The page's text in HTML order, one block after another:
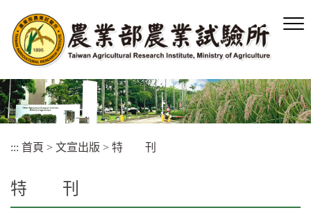
容
區
塊
::: 首頁 > 文宣出版 > 特 刊
特 刊